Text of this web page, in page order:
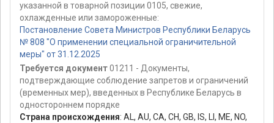
указанной в товарной позиции 0105, свежие,
охлажденные или замороженные:
Постановление Совета Министров Республики Беларусь
№ 808 "О применении специальной ограничительной
меры" от 31.12.2025
Требуется документ01211 - Документы,
подтверждающие соблюдение запретов и ограничений
(временных мер), введенных в Республике Беларусь в
одностороннем порядке
Страна происхождения: AL , AU, CA, CH, GB, IS, , ME, NO,